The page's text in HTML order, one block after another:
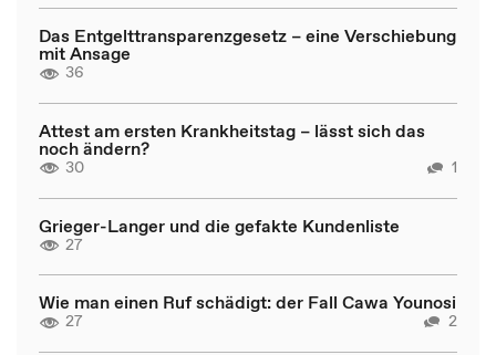
Das Entgelttransparenzgesetz – eine Verschiebung
mit Ansage
36
Attest am ersten Krankheitstag – lässt sich das
noch ändern?
30 1
Grieger-Langer und die gefakte Kundenliste
27
Wie man einen Ruf schädigt: der Fall Cawa Younosi
27 2